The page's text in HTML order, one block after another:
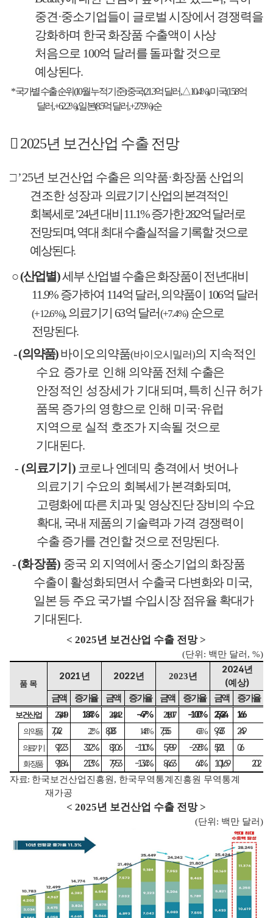
중견·중소기업들이 글로벌 시장에서 경쟁력을
강화하며 한국 화장품 수출액이 사상
처음으로 100억 달러를 돌파할 것으로
예상된다.
*국가별 수출 순위(10월 누적 기준):중국(21.3억 달러,△10.4%),미국(15.8억
달러, +62.2%),일본(8.5억 달러, +27.9%)순
󰊲 2025년 보건산업 수출 전망
□’25년 보건산업 수출은 의약품·화장품 산업의
견조한 성장과 의료기기 산업의 본격적인
회복세로’24년 대비 11.1%증가한282억 달러로
전망되며,역대 최대 수출실적을 기록할 것으로
예상된다.
○(산업별)세부 산업별 수출은 화장품이 전년대비
11.9%증가하여 114억 달러,의약품이 106억 달러
(+12.6%),의료기기63억 달러(+7.4%) 순으로
전망된다.
-(의약품) 바이오의약품(바이오시밀러)의 지속적인
수요 증가로 인해 의약품 전체 수출은
안정적인 성장세가 기대되며 ,특히 신규 허가
품목 증가의 영향으로 인해 미국·유럽
지역으로 실적 호조가 지속될 것으로
기대된다.
- (의료기기 ) 코로나 엔데믹 충격에서 벗어나
의료기기 수요의 회복세가 본격화되며,
고령화에 따른 치과 및 영상진단 장비의 수요
확대, 국내 제품의 기술력과 가격 경쟁력이
수출 증가를 견인할 것으로 전망된다.
- (화장품) 중국 외 지역에서 중소기업의 화장품
수출이 활성화되면서 수출국 다변화와 미국,
일본 등 주요 국가별 수입시장 점유율 확대가
기대된다.
< 2025년 보건산업 수출 전망>
(단위: 백만 달러, %)
품 목
2021년 2022년 2023년
2024년
(예상)
금액 증가율 금액 증가율 금액 증가율 금액 증가율
보건산업 25,449 18.4% 24,242 -4.7% 21,807 -10.0% 25,424 16.6
의약품 7,042 2.2% 8,083 14.8% 7,555 -6.5% 9,433 24.9
의료기기 9,223 31.2% 8,206 -11.0% 5,789 -29.5% 5,821 0.6
화장품 9,184 21.3% 7,953 -13.4% 8,463 6.4% 10,169 20.2
자료: 한국보건산업진흥원, 한국무역통계진흥원 무역통계
재가공
< 2025년 보건산업 수출 전망>
(단위: 백만 달러)